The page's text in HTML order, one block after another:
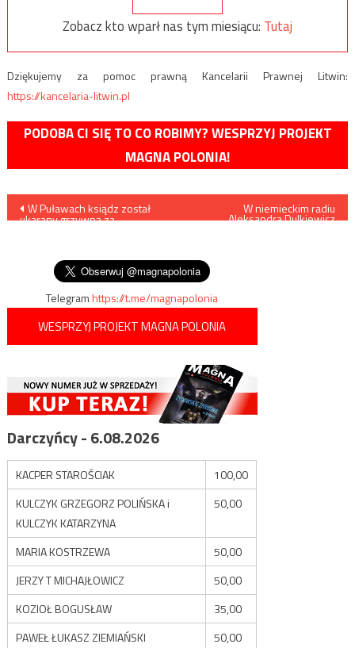
Zobacz kto wparł nas tym miesiącu: Tutaj
Dziękujemy za pomoc prawną Kancelarii Prawnej Litwin:
https://kancelaria-litwin.pl
PODOBA CI SIĘ TO CO ROBIMY? WESPRZYJ PROJEKT
MAGNA POLONIA!
Nawigacja
W Puławach ksiądz został
ukarany grzywną za
W niemieckim radiu
Aleksandra Dulkiewicz
Telegramhttps://t.me/magnapolonia
WESPRZYJ PROJEKT MAGNA POLONIA
Darczyńcy - 6.08.2026
KACPER STAROŚCIAK
100,00
KULCZYK GRZEGORZ POLIŃSKA i
KULCZYK KATARZYNA
50,00
MARIA KOSTRZEWA
50,00
JERZY T MICHAJŁOWICZ
50,00
KOZIOŁ BOGUSŁAW
35,00
PAWEŁ ŁUKASZ ZIEMIAŃSKI
50,00